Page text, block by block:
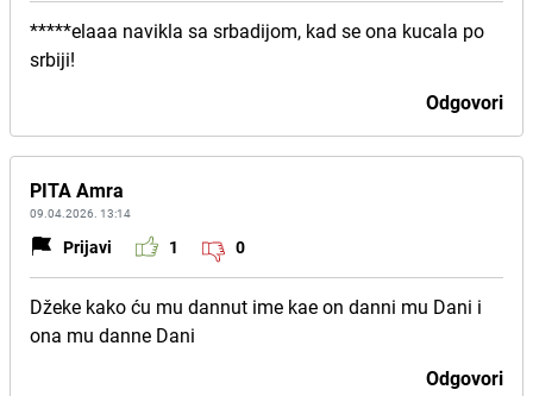
*****elaaa navikla sa srbadijom, kad se ona kucala po
srbiji!
Odgovori
PITA Amra
09.04.2026. 13:14
Prijavi 1 0
Džeke kako ću mu dannut ime kae on danni mu Dani i
ona mu danne Dani
Odgovori